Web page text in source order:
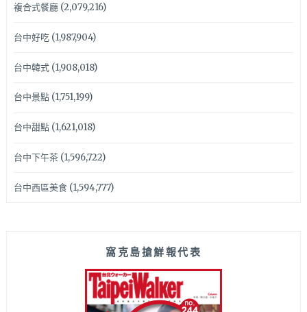
複合式餐廳(2,079,216)
台中好吃(1,987,904)
台中韓式(1,908,018)
台中景點(1,751,199)
台中甜點(1,621,018)
台中下午茶(1,596,722)
台中西區美食(1,594,777)
窩克島搶鮮報代表